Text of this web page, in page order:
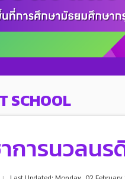
SCHOOL
การนวลนร